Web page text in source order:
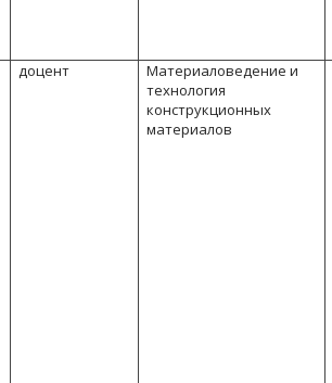
доцент
Материаловедение и
технология
конструкционных
материалов